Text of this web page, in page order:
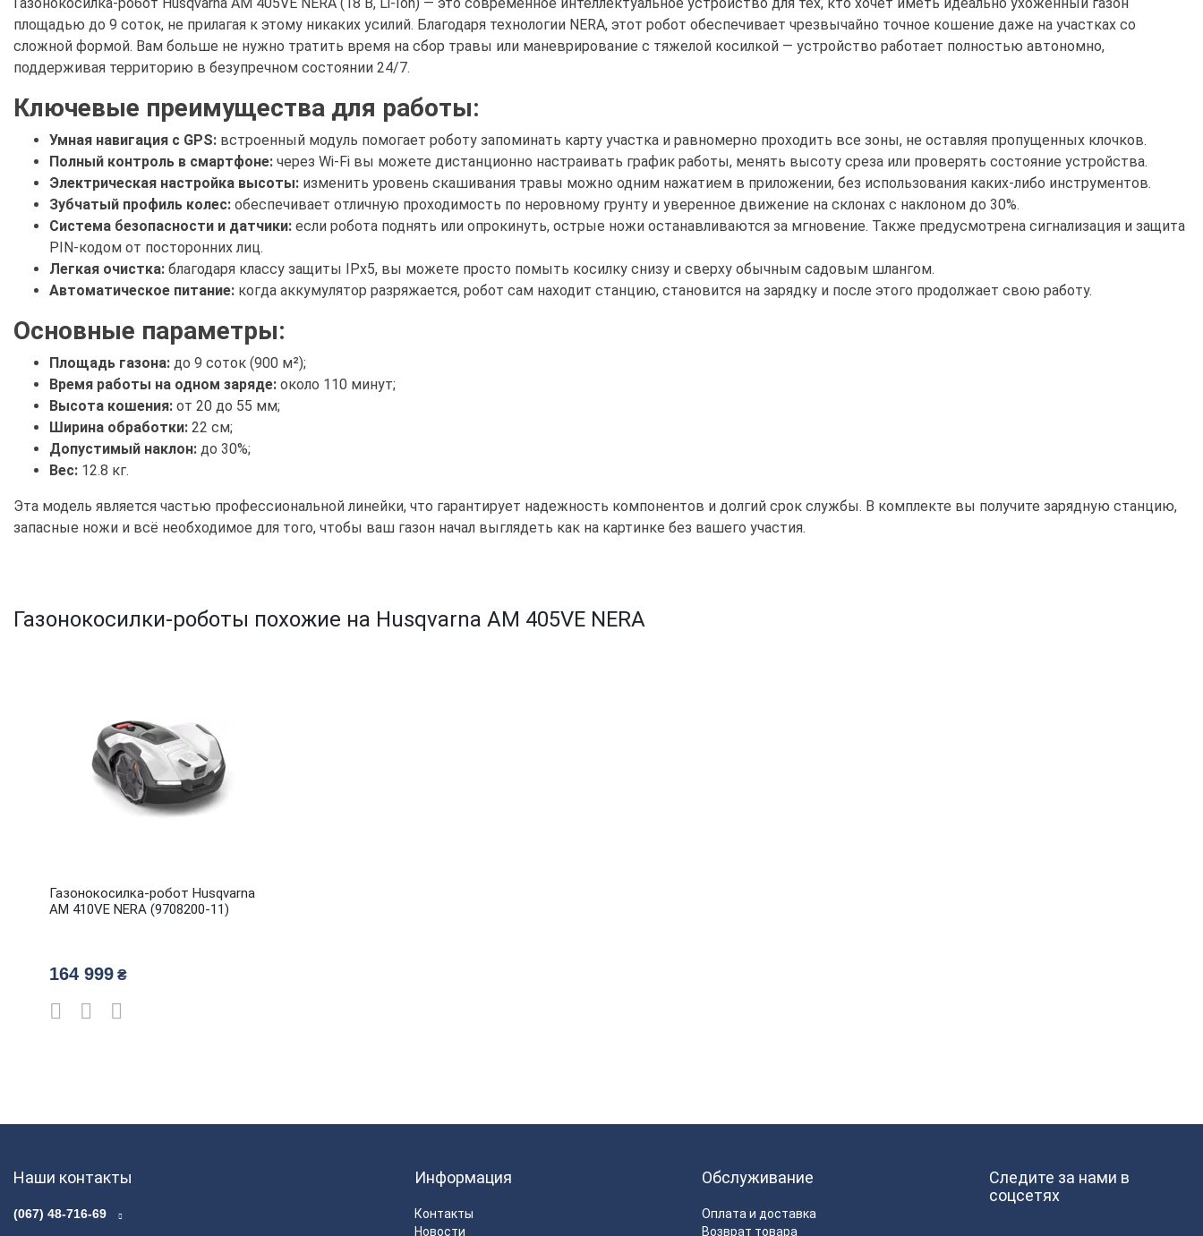
площадью до 9 соток, не прилагая к этому никаких усилий. Благодаря технологии NERA, этот робот обеспечивает чрезвычайно точное кошение даже на участках со
сложной формой. Вам больше не нужно тратить время на сбор травы или маневрирование с тяжелой косилкой — устройство работает полностью автономно,
поддерживая территорию в безупречном состоянии 24/7.
Ключевые преимущества для работы:
Умная навигация с GPS: встроенный модуль помогает роботу запоминать карту участка и равномерно проходить все зоны, не оставляя пропущенных клочков.
Полный контроль в смартфоне: через Wi-Fi вы можете дистанционно настраивать график работы, менять высоту среза или проверять состояние устройства.
Электрическая настройка высоты: изменить уровень скашивания травы можно одним нажатием в приложении, без использования каких-либо инструментов.
Зубчатый профиль колес: обеспечивает отличную проходимость по неровному грунту и уверенное движение на склонах с наклоном до 30%.
Система безопасности и датчики: если робота поднять или опрокинуть, острые ножи останавливаются за мгновение. Также предусмотрена сигнализация и защита
PIN-кодом от посторонних лиц.
Легкая очистка: благодаря классу защиты IPx5, вы можете просто помыть косилку снизу и сверху обычным садовым шлангом.
Автоматическое питание: когда аккумулятор разряжается, робот сам находит станцию, становится на зарядку и после этого продолжает свою работу.
Основные параметры:
Площадь газона: до 9 соток (900 м²);
Время работы на одном заряде: около 110 минут;
Высота кошения: от 20 до 55 мм;
Ширина обработки: 22 см;
Допустимый наклон: до 30%;
Вес: 12.8 кг.
Эта модель является частью профессиональной линейки, что гарантирует надежность компонентов и долгий срок службы. В комплекте вы получите зарядную станцию,
запасные ножи и всё необходимое для того, чтобы ваш газон начал выглядеть как на картинке без вашего участия.
Газонокосилки-роботы похожие на Husqvarna AM 405VE NERA
Газонокосилка-робот Husqvarna
AM 410VE NERA (9708200-11)
164 999₴
Наши контакты
(067) 48-716-69
Информация
Контакты
Новости
Обслуживание
Оплата и доставка
Возврат товара
Следите за нами в
соцсетях